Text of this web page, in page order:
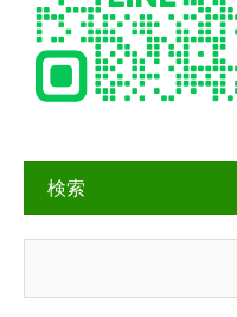
検索